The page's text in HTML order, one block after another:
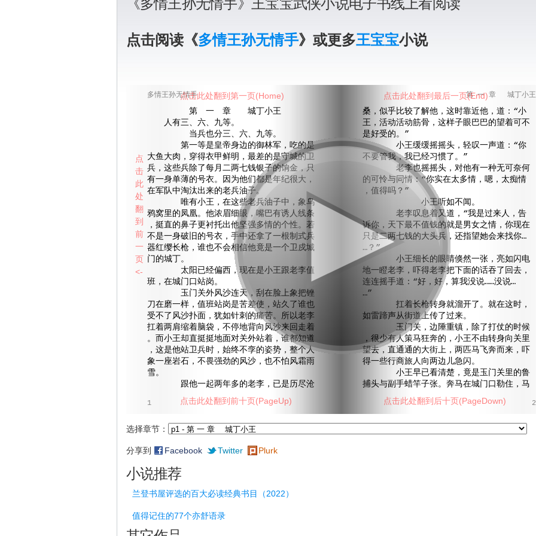
《多情王孙无情手》王宝宝武侠小说电子书线上看阅读
点击阅读《多情王孙无情手》或更多王宝宝小说
多情王孙无情手 第 一 章 城丁小王
第 一 章 城丁小王
人有三、六、九等。
当兵也分三、六、九等。
第一等是皇帝身边的御林军，吃的是
大鱼大肉，穿得衣甲鲜明，最差的是守城的卫
兵，这些兵除了每月二两七钱银子的饷金，只
有一身单薄的号衣。因为他们都是年纪很大，
在军队中淘汰出来的老兵油子。
唯有小王，在这些老兵油子中，象乌
鸦窝里的凤凰。他浓眉细眼，嘴巴有诱人线条
，挺直的鼻子更衬托出他坚强多情的个性。若
不是一身破旧的号衣，手中还拿了一根制式兵
器红缨长枪，谁也不会相信他竟是一个卫戍城
门的城丁。
太阳已经偏西，现在是小王跟老李值
班，在城门口站岗。
玉门关外风沙连天，刮在脸上象把锉
刀在磨一样，值班站岗是苦差使，站久了谁也
受不了风沙扑面，犹如针刺的痛苦。所以老李
扛着两肩缩着脑袋，不停地背向风沙来回走着
。而小王却直挺挺地面对关外站着，谁都知道
，这是他站卫兵时，始终不孪的姿势，整个人
象一座岩石，不畏强劲的风沙，也不怕风霜雨
雪。
跟他一起两年多的老李，已是历尽沧
桑，似乎比较了解他，这时靠近他，道：“小
王，活动活动筋骨，这样子眼巴巴的望着可不
是好受的。”
小王缓缓摇摇头，轻叹一声道：“你
不要管我，我已经习惯了。”
老李也摇摇头，对他有一种无可奈何
的可怜与同情：“你实在太多情，嗯，太痴情
，值得吗？”
小王听如不闻。
老李叹息着又道，“我是过来人，告
诉你，天下最不值钱的就是男女之情，你现在
只是二两七钱的大头兵，还指望她会来找你…
…？”
小王细长的眼睛倏然一张，亮如闪电
地一瞪老李，吓得老李把下面的话吞了回去，
连连摇手道：“好，好，算我没说……没说…
…”
扛着长枪转身就溜开了。就在这时，
如雷蹄声从街道上传了过来。
玉门关，边陲重镇，除了打仗的时候
，很少有人策马狂奔的，小王不由转身向关里
望去，直通通的大街上，两匹马飞奔而来，吓
得一些行商旅人向两边儿急闪。
小王早已看清楚，竟是玉门关里的鲁
捕头与副手蜡竿子张。奔马在城门口勒住，马
1 2
选择章节：
分享到 Facebook Twitter Plurk
点击此处翻到第一页(Home) 点击此处翻到最后一页(End)
点击此处翻到前十页(PageUp) 点击此处翻到后十页(PageDown)
点
击
此
处
翻
到
前
一
页
<-
小说推荐
兰登书屋评选的百大必读经典书目（2022）
值得记住的77个亦舒语录